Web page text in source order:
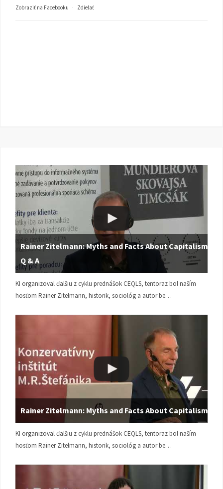
Zobraziť na Facebooku · Zdieľať
Rainer Zitelmann: Myths and Facts About Capitalism |
Q & A
KI organizoval ďalšiu z cyklu prednášok CEQLS, tentoraz bol naším
hosťom Rainer Zitelmann, historik, sociológ a autor be…
Rainer Zitelmann: Myths and Facts About Capitalism
KI organizoval ďalšiu z cyklu prednášok CEQLS, tentoraz bol naším
hosťom Rainer Zitelmann, historik, sociológ a autor be…